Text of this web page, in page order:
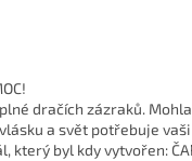
dračích zázraků.
a svět potřebuje
byl kdy vytvořen: